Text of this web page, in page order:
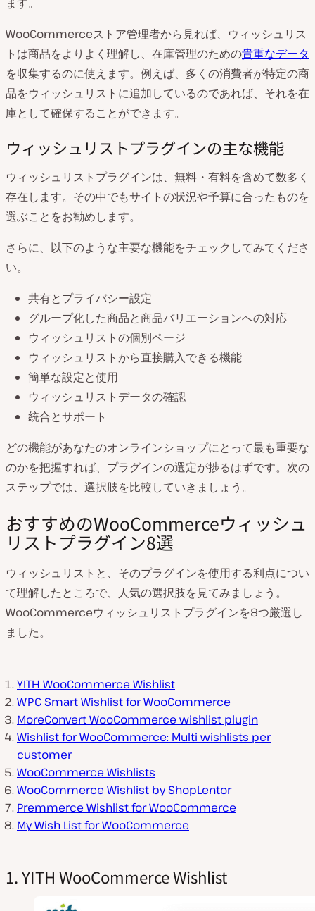
WooCommerceストア管理者から見れば、ウィッシュリス
トは商品をよりよく理解し、在庫管理のための貴重なデータ
を収集するのに使えます。例えば、多くの消費者が特定の商
品をウィッシュリストに追加しているのであれば、それを在
庫として確保することができます。
ウィッシュリストプラグインの主な機能
ウィッシュリストプラグインは、無料・有料を含めて数多く
存在します。その中でもサイトの状況や予算に合ったものを
選ぶことをお勧めします。
さらに、以下のような主要な機能をチェックしてみてくださ
い。
共有とプライバシー設定
グループ化した商品と商品バリエーションへの対応
ウィッシュリストの個別ページ
ウィッシュリストから直接購入できる機能
簡単な設定と使用
ウィッシュリストデータの確認
統合とサポート
どの機能があなたのオンラインショップにとって最も重要な
のかを把握すれば、プラグインの選定が捗るはずです。次の
ステップでは、選択肢を比較していきましょう。
おすすめのWooCommerceウィッシュ
リストプラグイン8選
ウィッシュリストと、そのプラグインを使用する利点につい
て理解したところで、人気の選択肢を見てみましょう。
WooCommerceウィッシュリストプラグインを8つ厳選し
ました。
YITH WooCommerce Wishlist
WPC Smart Wishlist for WooCommerce
MoreConvert WooCommerce wishlist plugin
Wishlist for WooCommerce: Multi wishlists per
customer
WooCommerce Wishlists
WooCommerce Wishlist by ShopLentor
Premmerce Wishlist for WooCommerce
My Wish List for WooCommerce
1. YITH WooCommerce Wishlist